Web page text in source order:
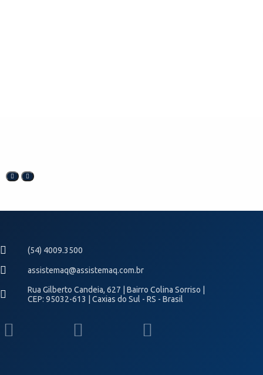
(54) 4009.3500
assistemaq@assistemaq.com.br
Rua Gilberto Candeia, 627 | Bairro Colina Sorriso |
CEP: 95032-613 | Caxias do Sul - RS - Brasil